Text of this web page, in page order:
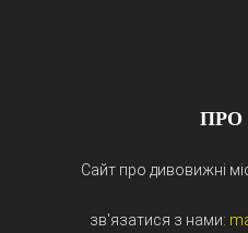
ПРО
Сайт про дивовижні
зв'язатися з нами: